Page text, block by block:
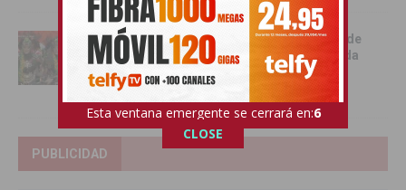
Benejúzar se vuelca con la gran Entrada de
Moros y Cristianos en una intensa jornada
festiva
09/06/2026
PUBLICIDAD
Esta ventana emergente se cerrará en:5
CLOSE